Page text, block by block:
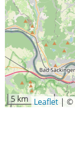
5 km Leaflet | ©